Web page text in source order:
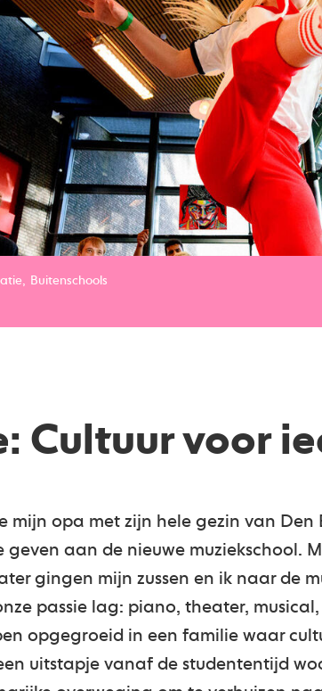
Buitenschools
Cultuur voor
mijn opa met zijn hele gezin van Den
geven aan de nieuwe muziekschool.
gingen mijn zussen en ik naar de
passie lag: piano, theater,
opgegroeid in een familie waar
uitstapje vanaf de studententijd